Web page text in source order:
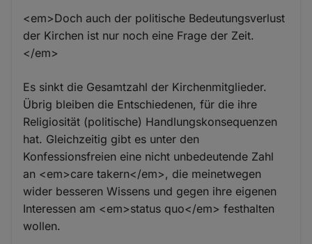
<em>Doch auch der politische Bedeutungsverlust
der Kirchen ist nur noch eine Frage der Zeit.
</em>
Es sinkt die Gesamtzahl der Kirchenmitglieder.
Übrig bleiben die Entschiedenen, für die ihre
Religiosität (politische) Handlungskonsequenzen
hat. Gleichzeitig gibt es unter den
Konfessionsfreien eine nicht unbedeutende Zahl
an <em>care takern</em>, die meinetwegen
wider besseren Wissens und gegen ihre eigenen
Interessen am <em>status quo</em> festhalten
wollen.